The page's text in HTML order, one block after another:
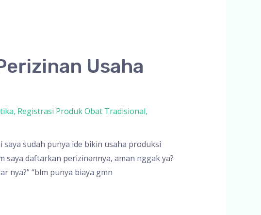
Usaha
, Registrasi Produk Obat Tradisional,
saya sudah punya ide bikin usaha produksi
saya daftarkan perizinannya, aman nggak ya?
nya?” “blm punya biaya gmn